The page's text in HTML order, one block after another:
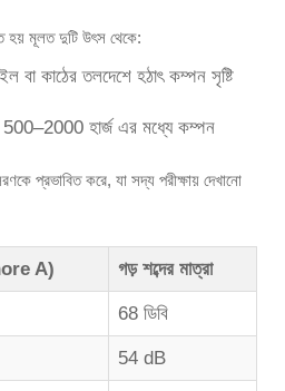
হয় মূলত দুটি উৎস থেকে:
বা কাঠের তলদেশে হঠাৎ কম্পন সৃষ্টি
500–2000 হার্জ এর মধ্যে কম্পন
প্রভাবিত করে, যা সদ্য পরীক্ষায় দেখানো
A) গড় শব্দের মাত্রা
68 ডিবি
54 dB